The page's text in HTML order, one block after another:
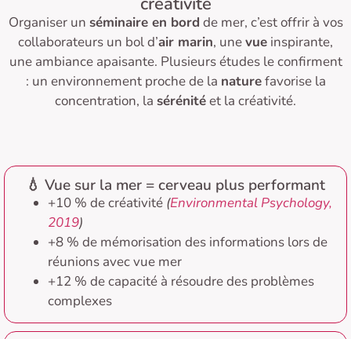
Organiser un séminaire en bord de mer, c’est offrir à vos
collaborateurs un bol d’air marin, unevue inspirante,
une ambiance apaisante. Plusieurs études le confirment
: un environnement proche de la naturefavorise la
concentration, la sérénitéet la créativité.
💧 Vue sur la mer = cerveau plus performant
+10 % de créativité (Environmental Psychology,
2019)
+8 % de mémorisation des informations lors de
réunions avec vue mer
+12 % de capacité à résoudre des problèmes
complexes